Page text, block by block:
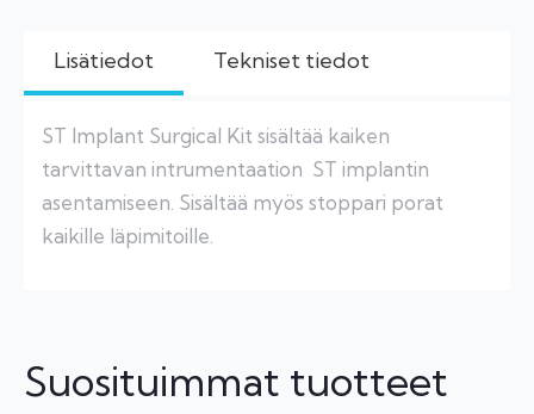
Lisätiedot Tekniset tiedot
ST Implant Surgical Kit sisältää kaiken
tarvittavan intrumentaation ST implantin
asentamiseen. Sisältää myös stoppari porat
kaikille läpimitoille.
Suosituimmat tuotteet